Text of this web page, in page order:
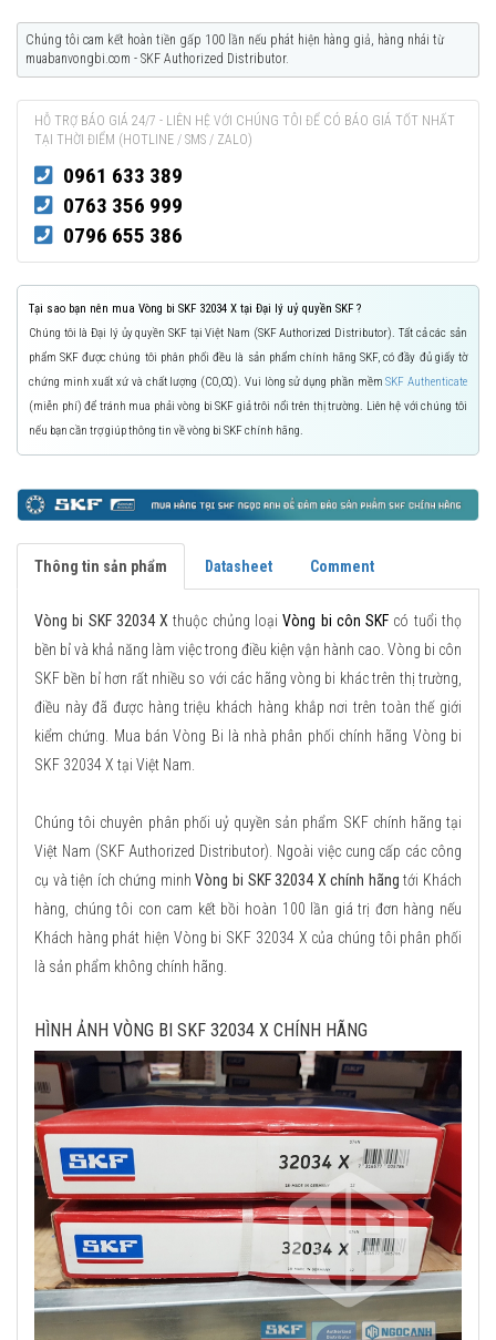
Chúng tôi cam kết hoàn tiền gấp 100 lần nếu phát hiện hàng giả, hàng nhái từ
muabanvongbi.com - SKF Authorized Distributor.
HỖ TRỢ BÁO GIÁ 24/7 - LIÊN HỆ VỚI CHÚNG TÔI ĐỂ CÓ BÁO GIÁ TỐT NHẤT
TẠI THỜI ĐIỂM (HOTLINE / SMS / ZALO)
0961 633 389
0763 356 999
0796 655 386
Tại sao bạn nên mua Vòng bi SKF 32034 X tại Đại lý uỷ quyền SKF ?
Chúng tôi là Đại lý ủy quyền SKF tại Việt Nam (SKF Authorized Distributor). Tất cả các sản
phẩm SKF được chúng tôi phân phối đều là sản phẩm chính hãng SKF, có đầy đủ giấy tờ
chứng minh xuất xứ và chất lượng (CO,CQ). Vui lòng sử dụng phần mềmSKF Authenticate
(miễn phí) để tránh mua phải vòng bi SKF giả trôi nổi trên thị trường. Liên hệ với chúng tôi
nếu bạn cần trợ giúp thông tin về vòng bi SKF chính hãng.
Thông tin sản phẩm Datasheet Comment
Vòng bi SKF 32034 X thuộc chủng loạiVòng bi côn SKF có tuổi thọ
bền bỉ và khả năng làm việc trong điều kiện vận hành cao. Vòng bi côn
SKF bền bỉ hơn rất nhiều so với các hãng vòng bi khác trên thị trường,
điều này đã được hàng triệu khách hàng khắp nơi trên toàn thế giới
kiểm chứng. Mua bán Vòng Bi là nhà phân phối chính hãng Vòng bi
SKF 32034 X tại Việt Nam.
Chúng tôi chuyên phân phối uỷ quyền sản phẩm SKF chính hãng tại
Việt Nam (SKF Authorized Distributor). Ngoài việc cung cấp các công
cụ và tiện ích chứng minhVòng bi SKF 32034 X chính hãng tới Khách
hàng, chúng tôi con cam kết bồi hoàn 100 lần giá trị đơn hàng nếu
Khách hàng phát hiện Vòng bi SKF 32034 X của chúng tôi phân phối
là sản phẩm không chính hãng.
HÌNH ẢNH VÒNG BI SKF 32034 X CHÍNH HÃNG